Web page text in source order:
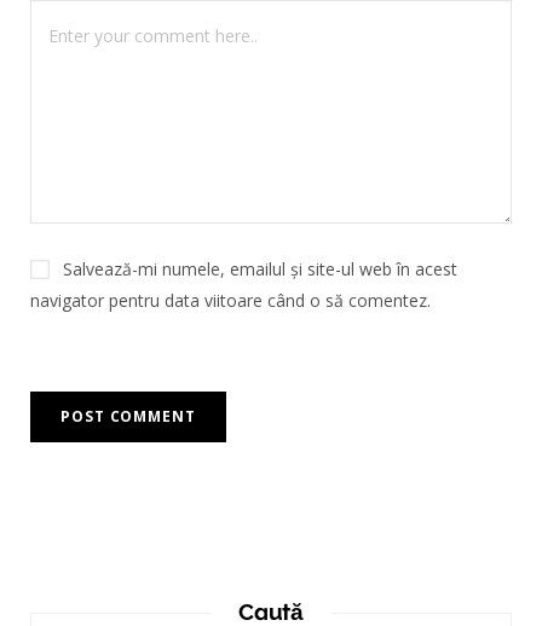
Salvează-mi numele, emailul și site-ul web în acest
navigator pentru data viitoare când o să comentez.
Caută